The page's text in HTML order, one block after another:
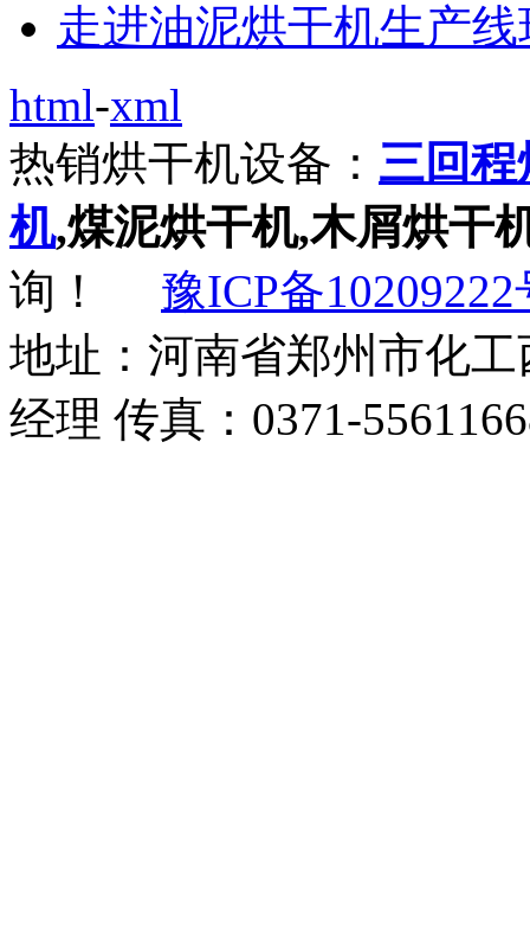
走进油泥烘干机生产线
html-xml
热销烘干机设备： 三回
机,煤泥烘干机,木屑烘干
询！ 豫ICP备10209222
地址：河南省郑州市化
经理 传真：0371-